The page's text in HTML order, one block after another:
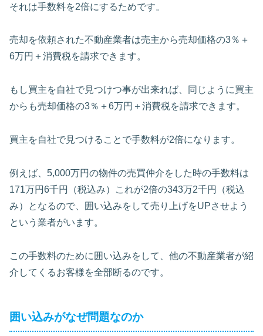
それは手数料を2倍にするためです。
売却を依頼された不動産業者は売主から売却価格の3％＋
6万円＋消費税を請求できます。
もし買主を自社で見つけつ事が出来れば、同じように買主
からも売却価格の3％＋6万円＋消費税を請求できます。
買主を自社で見つけることで手数料が2倍になります。
例えば、5,000万円の物件の売買仲介をした時の手数料は
171万円6千円（税込み）これが2倍の343万2千円（税込
み）となるので、囲い込みをして売り上げをUPさせよう
という業者がいます。
この手数料のために囲い込みをして、他の不動産業者が紹
介してくるお客様を全部断るのです。
囲い込みがなぜ問題なのか